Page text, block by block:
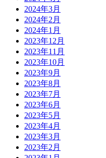
2024年3月
2024年2月
2024年1月
2023年12月
2023年11月
2023年10月
2023年9月
2023年8月
2023年7月
2023年6月
2023年5月
2023年4月
2023年3月
2023年2月